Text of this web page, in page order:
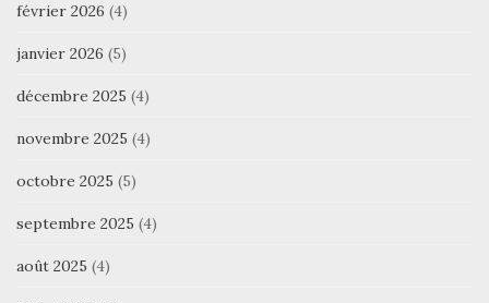
février 2026 (4)
janvier 2026 (5)
décembre 2025 (4)
novembre 2025 (4)
octobre 2025 (5)
septembre 2025 (4)
août 2025 (4)